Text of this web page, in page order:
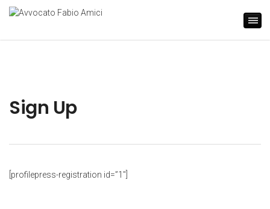
Sign Up
[profilepress-registration id=”1″]